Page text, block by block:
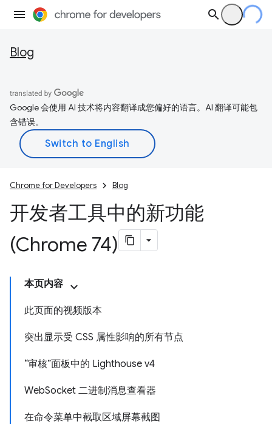
Blog
Google 会使用 AI 技术将内容翻译成您偏好的语言。AI 翻译可能包
含错误。
Chrome for Developers Blog
开发者工具中的新功能
(Chrome 74)
本页内容
此页面的视频版本
突出显示受 CSS 属性影响的所有节点
“审核”面板中的 Lighthouse v4
WebSocket 二进制消息查看器
在命令菜单中截取区域屏幕截图